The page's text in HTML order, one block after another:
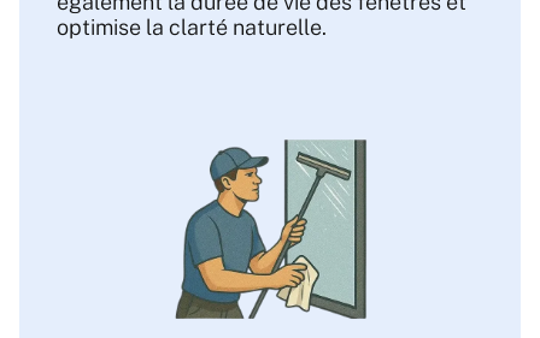
optimise la clarté naturelle.